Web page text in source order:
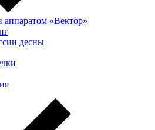
аппаратом «Вектор»
десны